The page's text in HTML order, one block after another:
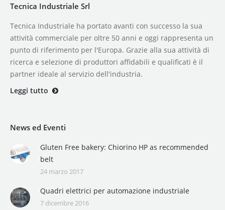
Tecnica Industriale Srl
Tecnica Industriale ha portato avanti con successo la sua
attività commerciale per oltre 50 anni e oggi rappresenta un
punto di riferimento per l'Europa. Grazie alla sua attività di
ricerca e selezione di produttori affidabili e qualificati è il
partner ideale al servizio dell'industria.
Leggi tutto
News ed Eventi
Gluten Free bakery: Chiorino HP as recommended
belt
24 marzo 2017
Quadri elettrici per automazione industriale
7 dicembre 2016